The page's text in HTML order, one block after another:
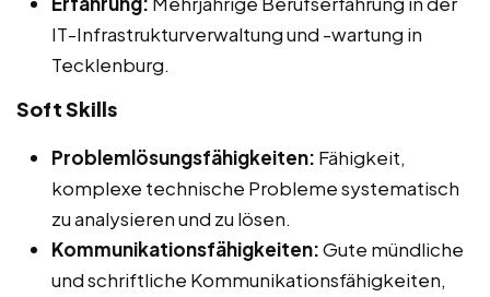
IT-Infrastrukturverwaltung und -wartung in
Tecklenburg.
Soft Skills
Problemlösungsfähigkeiten: Fähigkeit,
komplexe technische Probleme systematisch
zu analysieren und zu lösen.
Kommunikationsfähigkeiten:Gute mündliche
und schriftliche Kommunikationsfähigkeiten,